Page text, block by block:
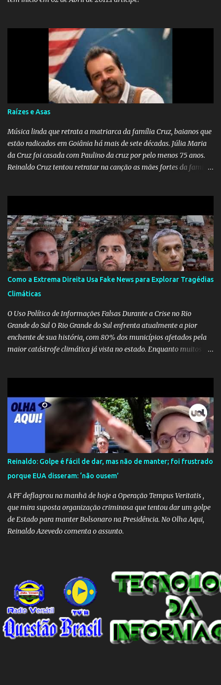
Raízes e Asas
Música linda que retrata a matriarca da família Cruz, baianos que
estão radicados em Goiânia há mais de sete décadas. Júlia Maria
da Cruz foi casada com Paulino da cruz por pelo menos 75 anos.
Reinaldo Cruz tentou retratar na canção as mães fortes da família
Como a Extrema Direita Usa Fake News para Explorar Tragédias
Climáticas
O Uso Político de Informações Falsas Durante a Crise no Rio
Grande do Sul O Rio Grande do Sul enfrenta atualmente a pior
enchente de sua história, com 80% dos municípios afetados pela
maior catástrofe climática já vista no estado. Enquanto muitos se
nas operações de salvamento. O receio é que notícias falsas, como
a de retenção de doações e o transporte de oxigênio, causem mais
apreensão na população já fragilizada por essa grave situação.
Tamanha é a seriedade do problema que o governo do estado
precisou criar uma força-tarefa para checar e desmentir as
desinformações, chegando ao ponto de o governo federal pedir
uma investigação para identificar os autores dessas notícias falsas.
O Negacionismo Climático da Extrema Direita Essa disseminação
de fake news não é uma surpresa, pois faz parte de um padrão...
Reinaldo: Golpe é fácil de dar, mas não de manter; foi frustrado
porque EUA disseram: ‘não ousem’
A PF deflagrou na manhã de hoje a Operação Tempus Veritatis ,
que mira suposta organização criminosa que tentou dar um golpe
de Estado para manter Bolsonaro na Presidência. No Olha Aqui,
Reinaldo Azevedo comenta o assunto.